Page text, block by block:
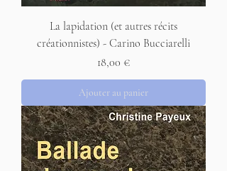
La lapidation (et autres récits
créationnistes) - Carino Bucciarelli
Prix
18,00 €
Ajouter au panier